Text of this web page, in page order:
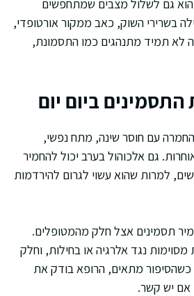
גם לשלול מצבים שמתחפשים
בשרירי השוק, כאב ממקור אורטופדי,
לא תמיד מתנהגים כמו התסמונת,
ביום יום
עם חוסר שינה, מתח נפשי,
גם אלכוהול בערב יכול להחמיר
למרות שהוא עשוי לגרום להירדמות
תסמינים אצל חלק מהמטופלים.
נגד אלרגיה או בחילות, וחלק
כשהסיפור מתאים, הרופא בודק את
אם יש קשר.